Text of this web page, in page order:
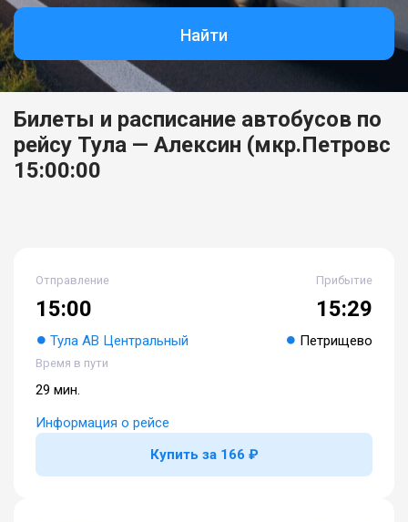
Найти
Билеты и расписание автобусов по
рейсу Тула — Алексин (мкр.Петровс
15:00:00
Отправление
15:00
Тула АВ Центральный
Прибытие
15:29
Петрищево
Время в пути
29 мин.
Информация о рейсе
Купить за 166 ₽